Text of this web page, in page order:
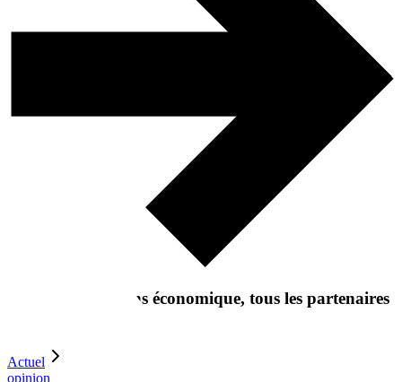
Dans les relations économique, tous les partenaires
Actuel
opinion